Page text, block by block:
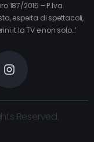
187/2015 – P.Iva
esperta di spettacoli,
la TV e non solo…’
Reserved.